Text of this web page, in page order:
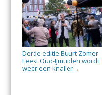
Derde editie Buurt Zomer
Feest Oud-IJmuiden wordt
weer een knaller→